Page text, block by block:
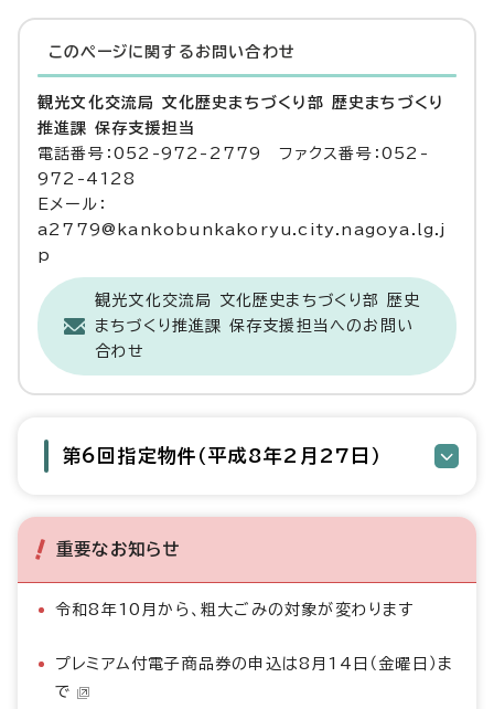
このページに関する お問い合わせ
観光文化交流局 文化歴史まちづくり部 歴史まちづくり
推進課 保存支援担当
電話番号：052-972-2779 ファクス番号：052-
972-4128
Eメール：
a2779@kankobunkakoryu.city.nagoya.lg.j
p
観光文化交流局 文化歴史まちづくり部 歴史
まちづくり推進課 保存支援担当へのお問い
合わせ
第6回指定物件（平成8年2月27日）
重要なお知らせ
令和8年10月から、粗大ごみの対象が変わります
プレミアム付電子商品券の申込は8月14日（金曜日）ま
で